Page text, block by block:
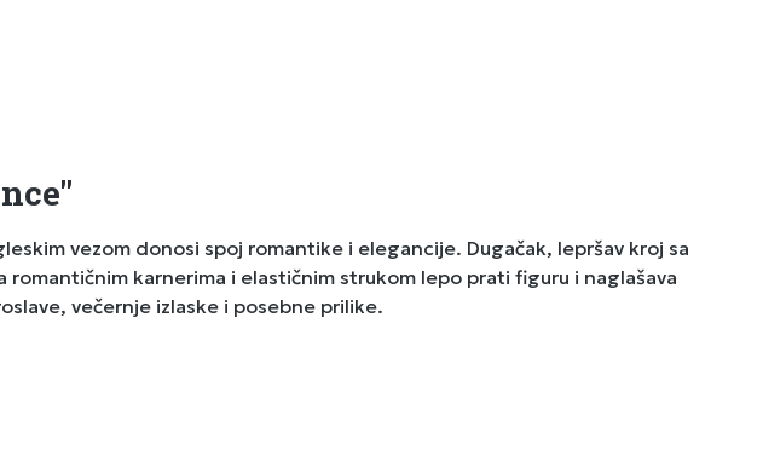
vezom donosi spoj romantike i elegancije. Dugačak, lepršav kroj sa
karnerima i elastičnim strukom lepo prati figuru i naglašava
večernje izlaske i posebne prilike.